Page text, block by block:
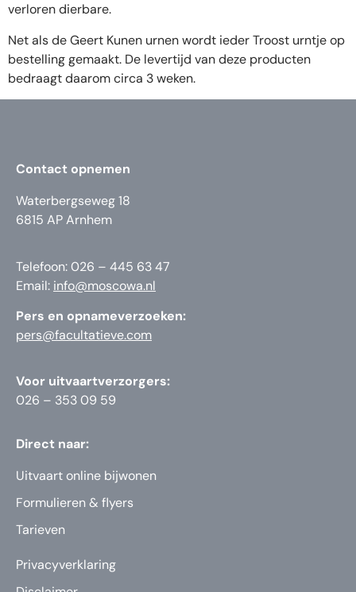
verloren dierbare.
Net als de Geert Kunen urnen wordt ieder Troost urntje op
bestelling gemaakt. De levertijd van deze producten
bedraagt daarom circa 3 weken.
Contact opnemen
Waterbergseweg 18
6815 AP Arnhem
Telefoon: 026 – 445 63 47
Email: info@moscowa.nl
Pers en opnameverzoeken:
pers@facultatieve.com
Voor uitvaartverzorgers:
026 – 353 09 59
Direct naar:
Uitvaart online bijwonen
Formulieren & flyers
Tarieven
Privacyverklaring